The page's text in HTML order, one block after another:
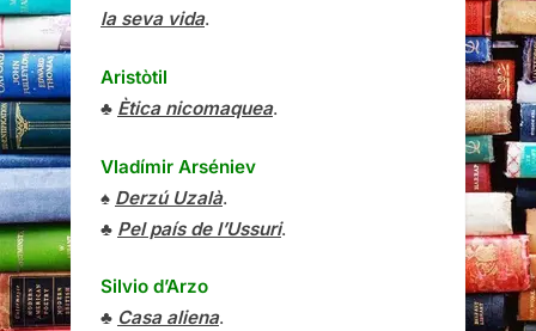
la seva vida.
Aristòtil
♣ Ètica nicomaquea.
Vladímir Arséniev
♠ Derzú Uzalà.
♣ Pel país de l’Ussuri.
Silvio d’Arzo
♣ Casa aliena.